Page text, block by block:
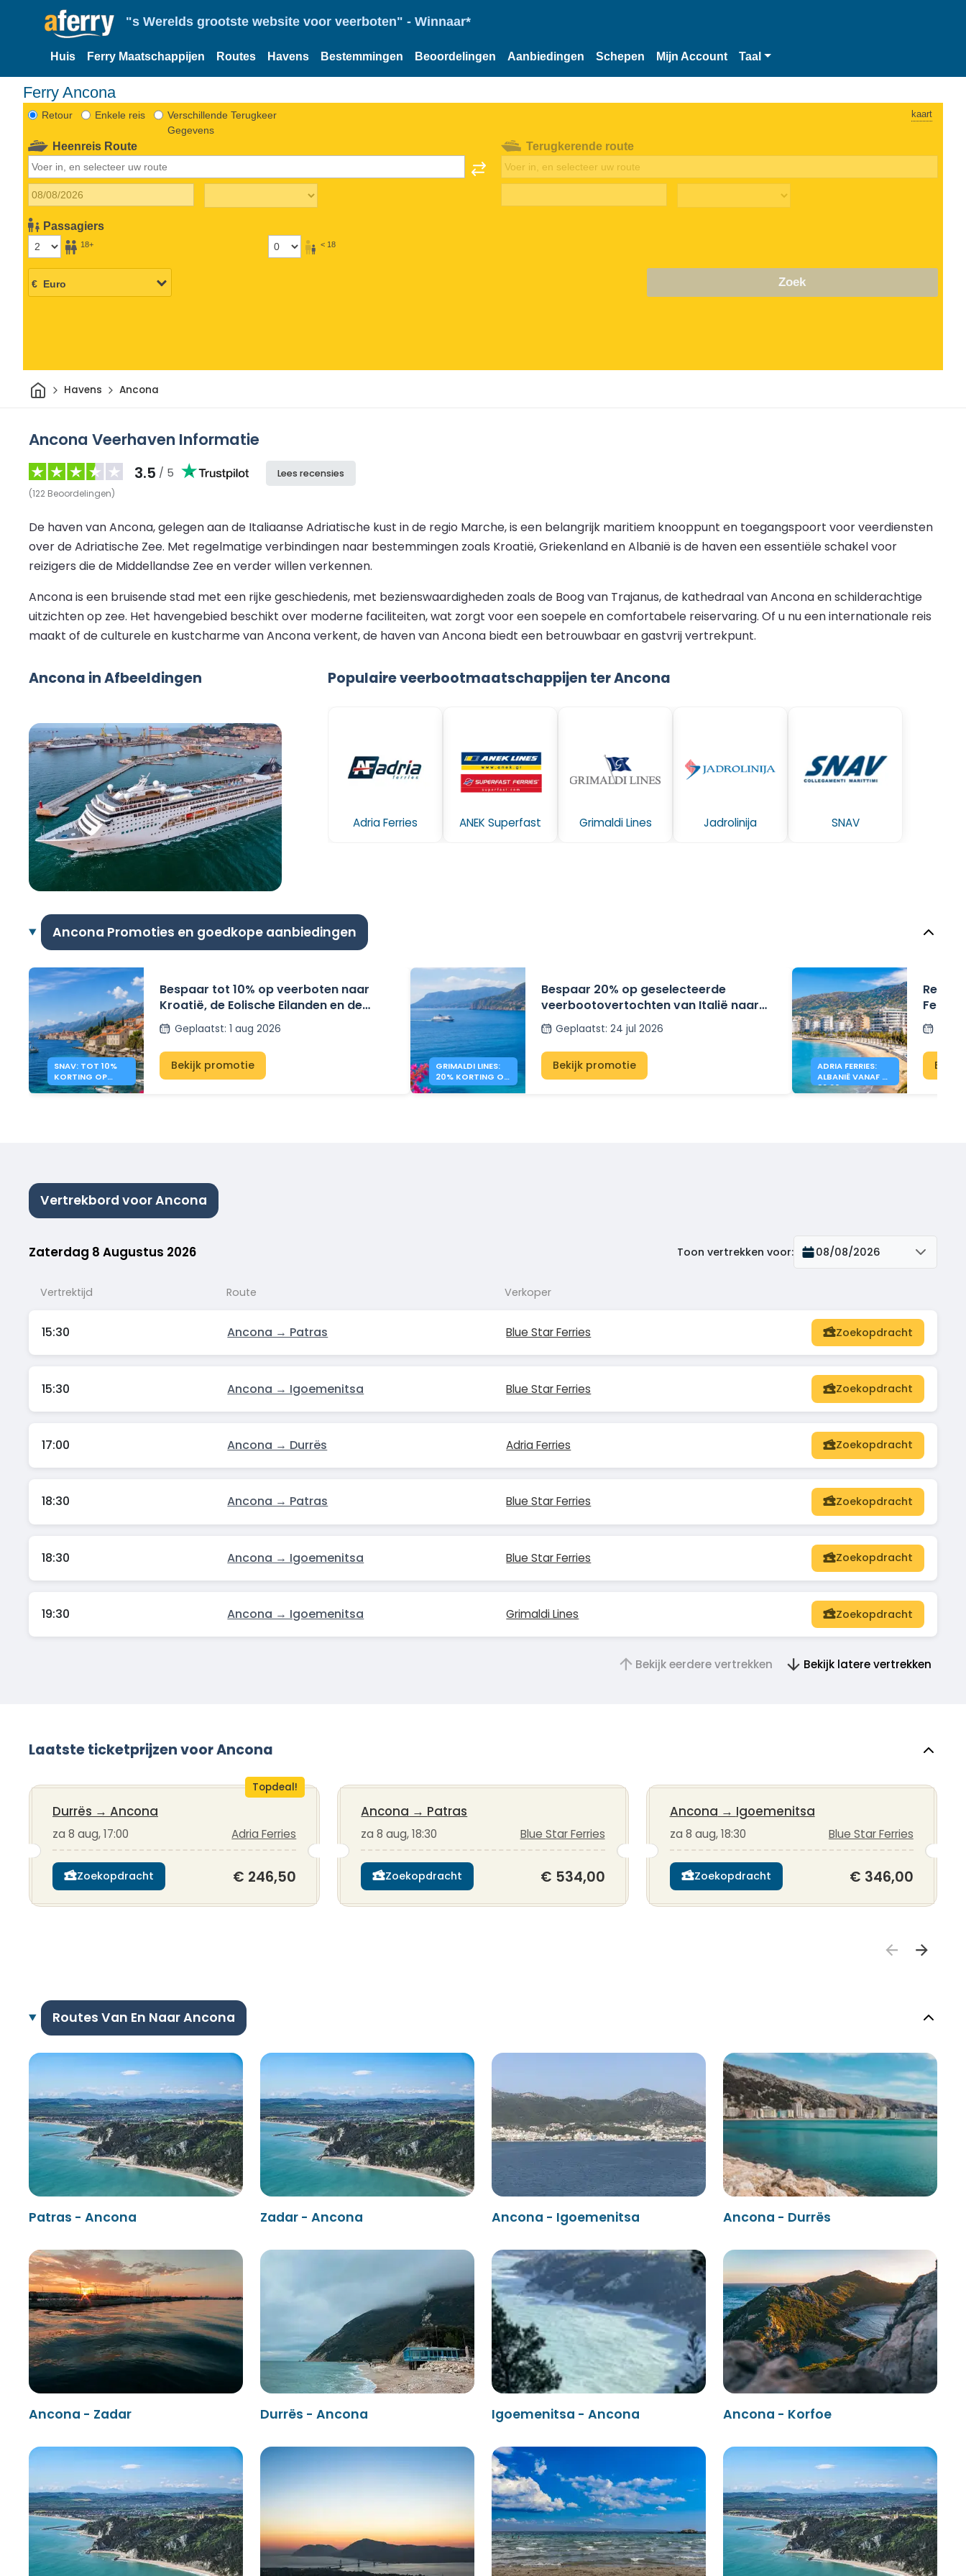
"s Werelds grootste website voor veerboten" - Winnaar*
Huis Ferry Maatschappijen Routes Havens Bestemmingen Beoordelingen Aanbiedingen Schepen Mijn Account Taal
Ferry Ancona
Retour Enkele reis
Verschillende Terugkeer
Gegevens
kaart
Heenreis Route
Passagiers
18+ < 18
Terugkerende route
Zoek
ThuisHavens Ancona
Ancona Veerhaven Informatie
3.5 / 5
(122 Beoordelingen)
Lees recensies
De haven van Ancona, gelegen aan de Italiaanse Adriatische kust in de regio Marche, is een belangrijk maritiem knooppunt en toegangspoort voor veerdiensten
over de Adriatische Zee. Met regelmatige verbindingen naar bestemmingen zoals Kroatië, Griekenland en Albanië is de haven een essentiële schakel voor
reizigers die de Middellandse Zee en verder willen verkennen.
Ancona is een bruisende stad met een rijke geschiedenis, met bezienswaardigheden zoals de Boog van Trajanus, de kathedraal van Ancona en schilderachtige
uitzichten op zee. Het havengebied beschikt over moderne faciliteiten, wat zorgt voor een soepele en comfortabele reiservaring. Of u nu een internationale reis
maakt of de culturele en kustcharme van Ancona verkent, de haven van Ancona biedt een betrouwbaar en gastvrij vertrekpunt.
Ancona in Afbeeldingen Populaire veerbootmaatschappijen ter Ancona
Adria Ferries ANEK Superfast Grimaldi Lines Jadrolinija SNAV
Ancona Promoties en goedkope aanbiedingen
SNAV: TOT 10%
KORTING OP
VEERBOTEN NAAR
Bespaar tot 10% op veerboten naar
Kroatië, de Eolische Eilanden en de
Pontijnse Eilanden met SNAV.
Geplaatst: 1 aug 2026
Bekijk promotie
GRIMALDI LINES:
20% KORTING OP
VEERBOTEN NAAR
Bespaar 20% op geselecteerde
veerbootovertochten van Italië naar
Griekenland met Grimaldi Lines.
Geplaatst:24 jul 2026
Bekijk promotie
ADRIA FERRIES:
ALBANIË VANAF €
39,90
Reis
Vertrekbord voor Ancona
Zaterdag 8 Augustus 2026 Toon vertrekken voor: 08/08/2026
Vertrektijd Route Verkoper
15:30 Ancona → Patras Blue Star Ferries Zoekopdracht
15:30 Ancona → Igoemenitsa Blue Star Ferries Zoekopdracht
17:00 Ancona → Durrës Adria Ferries Zoekopdracht
18:30 Ancona → Patras Blue Star Ferries Zoekopdracht
18:30 Ancona → Igoemenitsa Blue Star Ferries Zoekopdracht
19:30 Ancona → Igoemenitsa Grimaldi Lines Zoekopdracht
Bekijk eerdere vertrekken Bekijk latere vertrekken
Laatste ticketprijzen voor Ancona
Topdeal!
Durrës → Ancona
za 8 aug, 17:00 Adria Ferries
Zoekopdracht € 246,50
Ancona → Patras
za 8 aug, 18:30 Blue Star Ferries
Zoekopdracht € 534,00
Ancona → Igoemenitsa
za 8 aug, 18:30 Blue Star Ferries
Zoekopdracht € 346,00
Routes Van En Naar Ancona
Patras - Ancona Zadar - Ancona Ancona - Igoemenitsa Ancona - Durrës
Ancona - Zadar Durrës - Ancona Igoemenitsa - Ancona Ancona - Korfoe